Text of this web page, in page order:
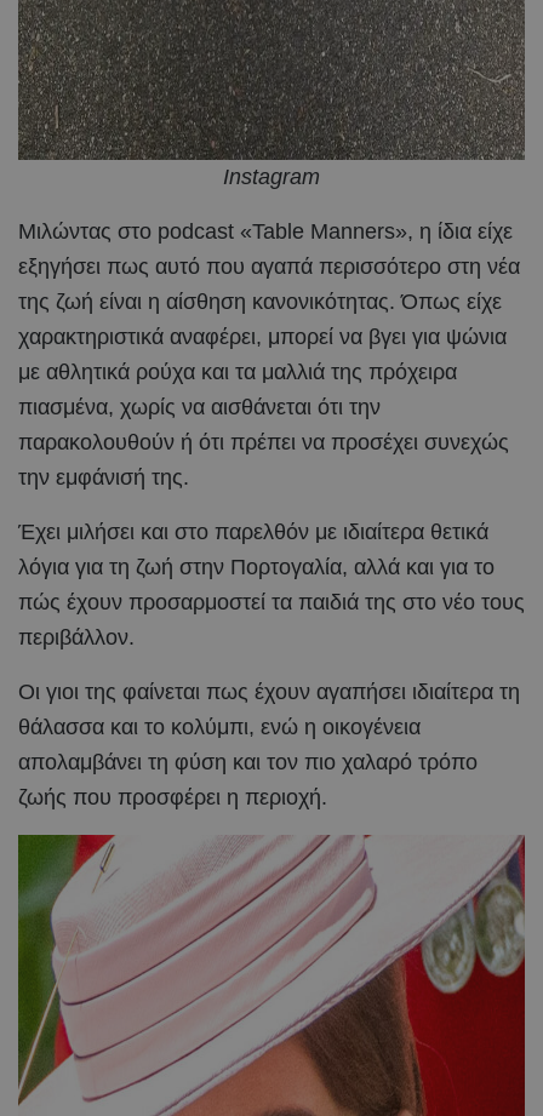
Instagram
Μιλώντας στο podcast «Table Manners», η ίδια είχε
εξηγήσει πως αυτό που αγαπά περισσότερο στη νέα
της ζωή είναι η αίσθηση κανονικότητας. Όπως είχε
χαρακτηριστικά αναφέρει, μπορεί να βγει για ψώνια
με αθλητικά ρούχα και τα μαλλιά της πρόχειρα
πιασμένα, χωρίς να αισθάνεται ότι την
παρακολουθούν ή ότι πρέπει να προσέχει συνεχώς
την εμφάνισή της.
Έχει μιλήσει και στο παρελθόν με ιδιαίτερα θετικά
λόγια για τη ζωή στην Πορτογαλία, αλλά και για το
πώς έχουν προσαρμοστεί τα παιδιά της στο νέο τους
περιβάλλον.
Οι γιοι της φαίνεται πως έχουν αγαπήσει ιδιαίτερα τη
θάλασσα και το κολύμπι, ενώ η οικογένεια
απολαμβάνει τη φύση και τον πιο χαλαρό τρόπο
ζωής που προσφέρει η περιοχή.